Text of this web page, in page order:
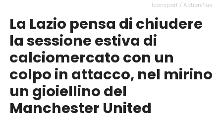
Iconsport / ActionPlus
La Lazio pensa di chiudere
la sessione estiva di
calciomercato con un
colpo in attacco, nel mirino
un gioiellino del
Manchester United